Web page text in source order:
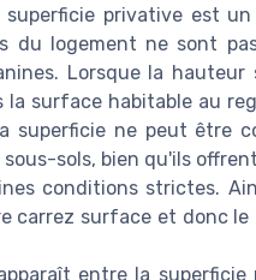
privative est
du logement ne sont
Lorsque la hauteur
surface habitable au
ne peut être
sols, bien qu'ils
conditions strictes.
carrez surface et donc
entre la